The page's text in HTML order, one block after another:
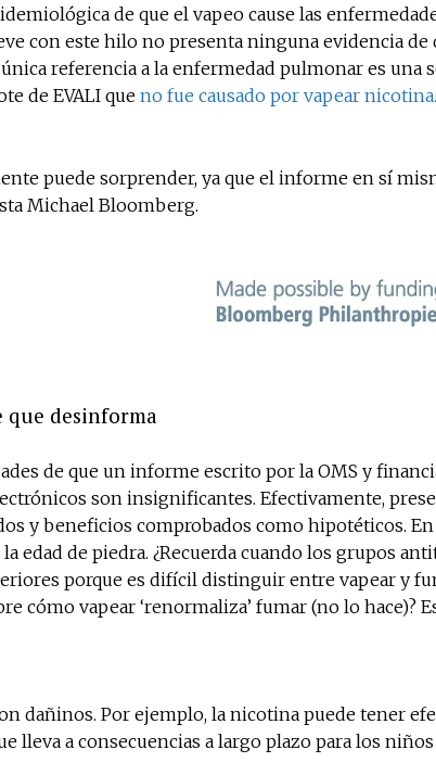
de que el vapeo cause las
con este hilo no presenta ninguna evidencia de
única referencia a la enfermedad pulmonar es una
de EVALI que no fue causado por vapear nicotina.
puede sorprender, ya que el informe en sí
Michael Bloomberg.
que desinforma
de que un informe escrito por la OMS y
son insignificantes. Efectivamente,
y beneficios comprobados como hipotéticos.
edad de piedra. ¿Recuerda cuando los grupos
porque es difícil distinguir entre vapear y
cómo vapear ‘renormaliza’ fumar (no lo hace)?
dañinos. Por ejemplo, la nicotina puede tener
lleva a consecuencias a largo plazo para los